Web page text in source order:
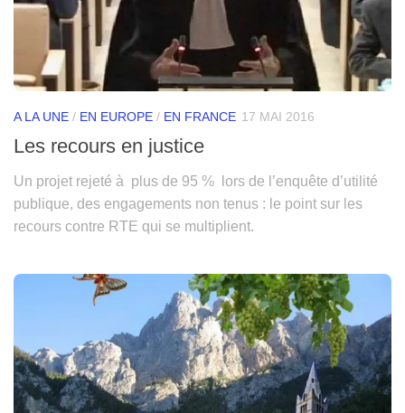
A LA UNE / EN EUROPE / EN FRANCE 17 MAI 2016
Les recours en justice
Un projet rejeté à plus de 95 % lors de l’enquête d’utilité
publique, des engagements non tenus : le point sur les
recours contre RTE qui se multiplient.